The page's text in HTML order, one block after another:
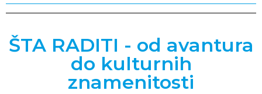
ŠTA RADITI - od avantura
do kulturnih
znamenitosti